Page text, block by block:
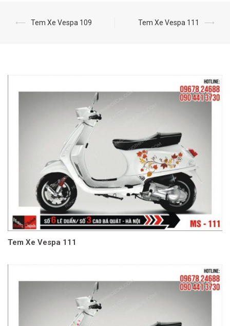
Post
⟵ Tem Xe Vespa 109 Tem Xe Vespa 111 ⟶
Tem Xe Vespa 111